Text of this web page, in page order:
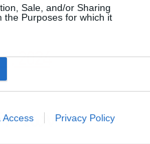
Sale, and/or Sharing
the Purposes for which it
Access Privacy Policy
2024
των